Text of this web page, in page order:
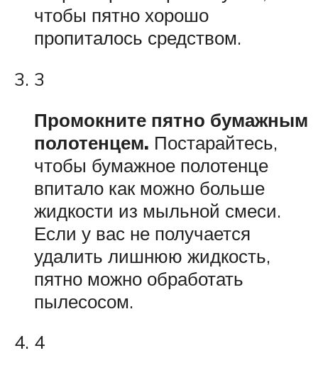
чтобы пятно хорошо
пропиталось средством.
3
Промокните пятно бумажным
полотенцем. Постарайтесь,
чтобы бумажное полотенце
впитало как можно больше
жидкости из мыльной смеси.
Если у вас не получается
удалить лишнюю жидкость,
пятно можно обработать
пылесосом.
4